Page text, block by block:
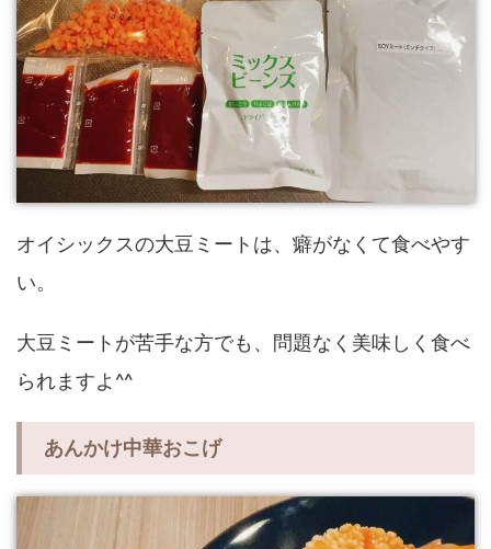
オイシックスの大豆ミートは、癖がなくて食べやす
い。
大豆ミートが苦手な方でも、問題なく美味しく食べ
られますよ^^
あんかけ中華おこげ